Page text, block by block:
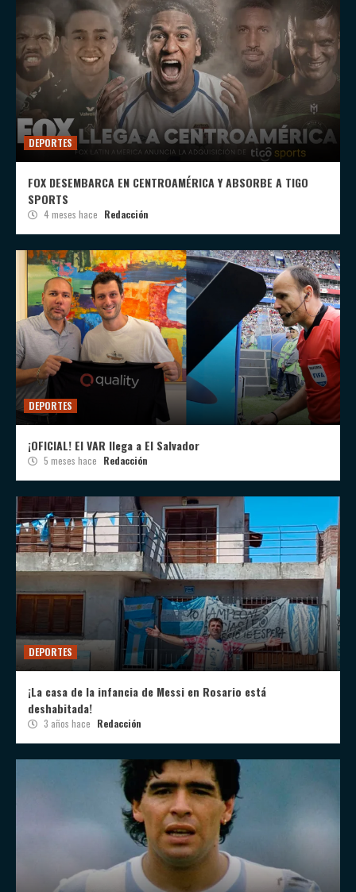
DEPORTES
FOX DESEMBARCA EN CENTROAMÉRICA Y ABSORBE A TIGO
SPORTS
4 meses hace Redacción
DEPORTES
¡OFICIAL! El VAR llega a El Salvador
5 meses hace Redacción
DEPORTES
¡La casa de la infancia de Messi en Rosario está
deshabitada!
3 años hace Redacción